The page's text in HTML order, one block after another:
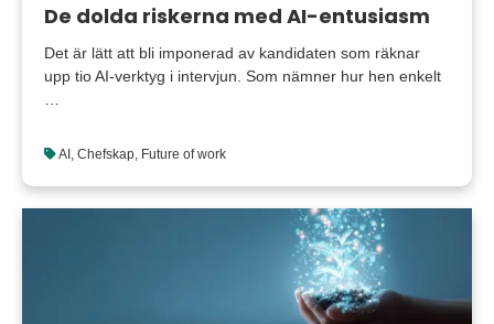
De dolda riskerna med AI-entusiasm
Det är lätt att bli imponerad av kandidaten som räknar
upp tio AI-verktyg i intervjun. Som nämner hur hen enkelt
AI , Chefskap, Future of work